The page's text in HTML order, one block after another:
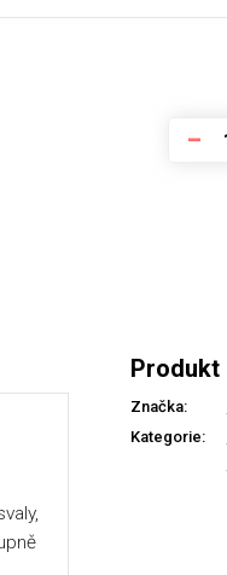
–
Produkt
Značka:
Kategorie: